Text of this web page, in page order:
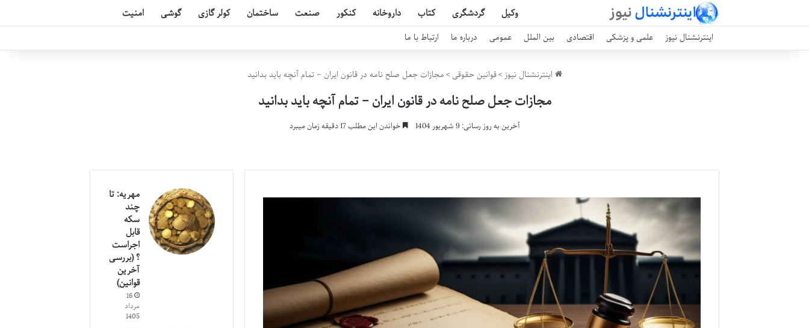
وکیل گردشگری کتاب داروخانه کنکور صنعت ساختمان کولر گازی گوشی امنیت
اینترنشنال نیوز علمی و پزشکی اقتصادی بین الملل عمومی درباره ما ارتباط با ما
اینترنشنال نیوز>قوانین حقوقی>مجازات جعل صلح نامه در قانون ایران – تمام آنچه باید بدانید
مجازات جعل صلح نامه در قانون ایران – تمام آنچه باید بدانید
آخرین به روز رسانی: 9 شهریور 1404 خواندن این مطلب 17 دقیقه زمان میبرد
مهریه: تا
چند
سکه
قابل
اجراست
؟ (بررسی
آخرین
قوانین)
16
مرداد
1405